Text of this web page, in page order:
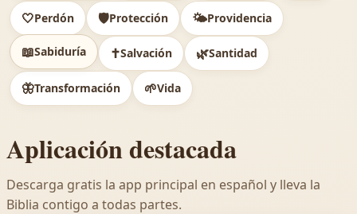
🤍Perdón 🛡️Protección 🌤️Providencia
📖Sabiduría ✝️Salvación 🌿Santidad
🦋Transformación 🌱Vida
Aplicación destacada
Descarga gratis la app principal en español y lleva la
Biblia contigo a todas partes.